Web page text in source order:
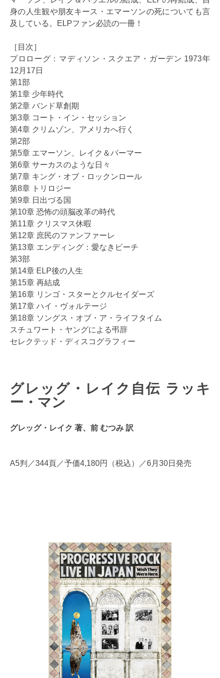
身の人生観や朋友キース・エマーソンの死についても言
及している。ELPファン必読の一冊！
［目次］
プロローグ：マディソン・スクエア・ガーデン 1973年
12月17日
第1部
第1章 少年時代
第2章 バンド草創期
第3章 コート・イン・セッション
第4章 クリムゾン、アメリカへ行く
第2部
第5章 エマーソン、レイク＆パーマー
第6章 サーカスのような日々
第7章 キング・オブ・ロックンロール
第8章 トリロジー
第9章 日出づる国
第10章 恐怖の頭脳改革の時代
第11章 クリスマス休暇
第12章 庶民のファンファーレ
第13章 エンディング：愛なきビーチ
第3部
第14章 ELP後の人生
第15章 再結成
第16章 リンゴ・スターとクルセイダーズ
第17章 ハイ・ヴォルテージ
第18章 ソングス・オブ・ア・ライフタイム
スチュワート・ヤングによる弔辞
セレクテッド・ディスコグラフィー
グレッグ・レイク自伝 ラッキ
ー・マン
グレッグ・レイク 著、前 むつみ 訳
A5判／344頁／予価4,180円（税込）／6月30日発売